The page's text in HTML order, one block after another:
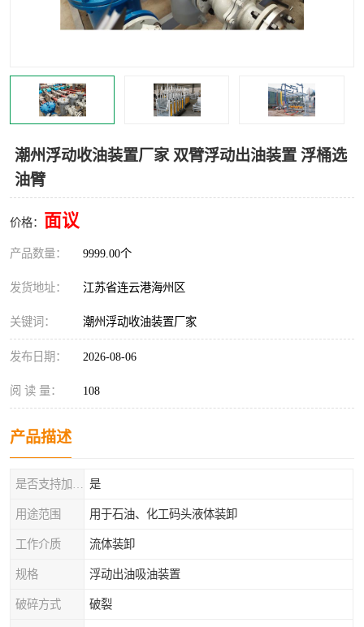
潮州浮动收油装置厂家 双臂浮动出油装置 浮桶选
油臂
价格： 面议
产品数量： 9999.00个
发货地址： 江苏省连云港海州区
关键词： 潮州浮动收油装置厂家
发布日期： 2026-08-06
阅 读 量： 108
产品描述
是
用途范围 用于石油、化工码头液体装卸
工作介质 流体装卸
规格 浮动出油吸油装置
破碎方式 破裂
汽车鹤管 顶部鹤管
浮动出油装置 鹤管